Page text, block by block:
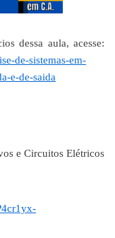
dessa aula, acesse:
de-sistemas-em-
e-de-saida
e Circuitos Elétricos